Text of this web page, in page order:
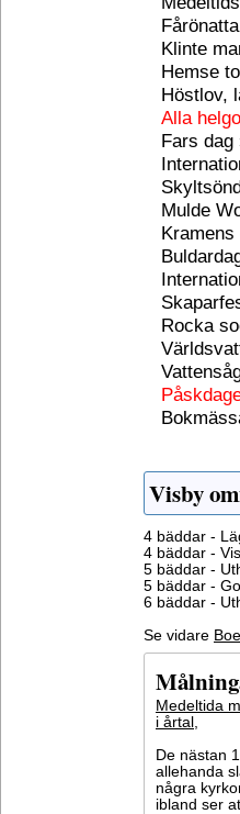
Klinte
Hemse
Höstlov,
Alla
Fars dag
Mulde
Kramens
Rocka
Visby
4 bäddar -
4 bäddar -
5 bäddar -
5 bäddar -
6 bäddar -
Se vidare
Medeltida
i årtal ,
De nästan
allehanda
några
ibland ser